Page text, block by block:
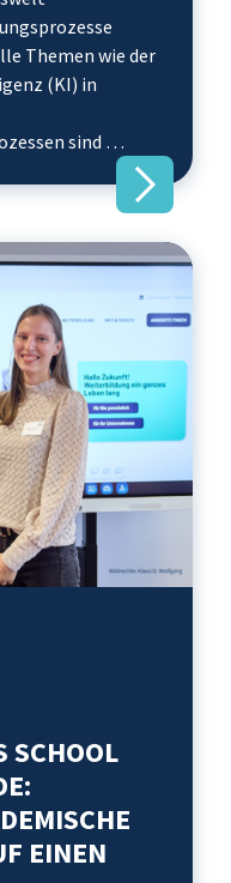
Themen wie der
(KI) in
sind …
SCHOOL
EINEN